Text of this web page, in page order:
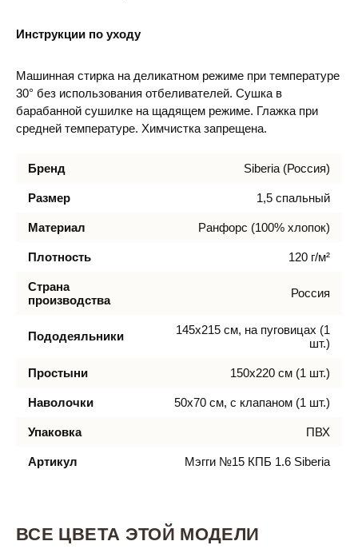
Инструкции по уходу
Машинная стирка на деликатном режиме при температуре
30° без использования отбеливателей. Сушка в
барабанной сушилке на щадящем режиме. Глажка при
средней температуре. Химчистка запрещена.
Бренд Siberia (Россия)
Размер 1,5 спальный
Материал Ранфорс (100% хлопок)
Плотность 120 г/м²
Страна
производства
Россия
Пододеяльники
145х215 см, на пуговицах (1
шт.)
Простыни 150х220 см (1 шт.)
Наволочки 50х70 см, с клапаном (1 шт.)
Упаковка ПВХ
Артикул Мэгги №15 КПБ 1.6 Siberia
ВСЕ ЦВЕТА ЭТОЙ МОДЕЛИ